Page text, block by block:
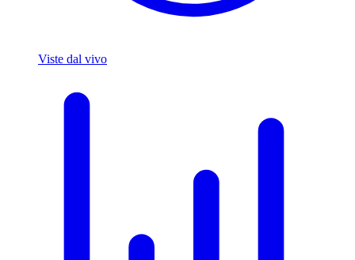
Viste dal vivo